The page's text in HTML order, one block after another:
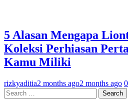
5 Alasan Mengapa
Koleksi Perhiasan
Kamu Miliki
rizkyaditia2 months ago2 months ago 0
Search
for: